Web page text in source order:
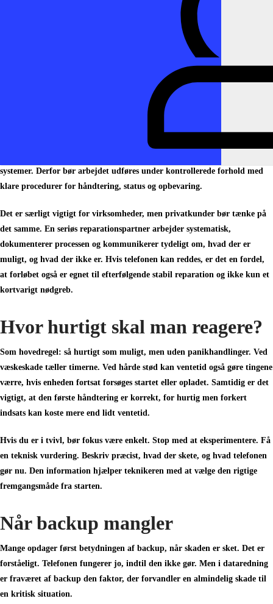
hurtig overgang til en erstatningsenhed. Her er det sjældent nok bare at
spørge, om telefonen kan repareres. Det relevante spørgsmål er, hvilken
løsning der hurtigst og sikrest reetablerer adgangen til data og drift.
Hvad med sikkerhed og
Når en telefon afleveres til dataredning, er tillid afgørende. Enheden kan
systemer. Derfor bør arbejdet udføres under kontrollerede forhold med
klare procedurer for håndtering, status og opbevaring.
Det er særligt vigtigt for virksomheder, men privatkunder bør tænke på
det samme. En seriøs reparationspartner arbejder systematisk,
dokumenterer processen og kommunikerer tydeligt om, hvad der er
muligt, og hvad der ikke er. Hvis telefonen kan reddes, er det en fordel,
at forløbet også er egnet til efterfølgende stabil reparation og ikke kun et
kortvarigt nødgreb.
Hvor hurtigt skal man reagere?
Som hovedregel: så hurtigt som muligt, men uden panikhandlinger. Ved
væskeskade tæller timerne. Ved hårde stød kan ventetid også gøre tingene
værre, hvis enheden fortsat forsøges startet eller opladet. Samtidig er det
vigtigt, at den første håndtering er korrekt, for hurtig men forkert
indsats kan koste mere end lidt ventetid.
Hvis du er i tvivl, bør fokus være enkelt. Stop med at eksperimentere. Få
en teknisk vurdering. Beskriv præcist, hvad der skete, og hvad telefonen
gør nu. Den information hjælper teknikeren med at vælge den rigtige
fremgangsmåde fra starten.
Når backup mangler
Mange opdager først betydningen af backup, når skaden er sket. Det er
forståeligt. Telefonen fungerer jo, indtil den ikke gør. Men i dataredning
er fraværet af backup den faktor, der forvandler en almindelig skade til
en kritisk situation.